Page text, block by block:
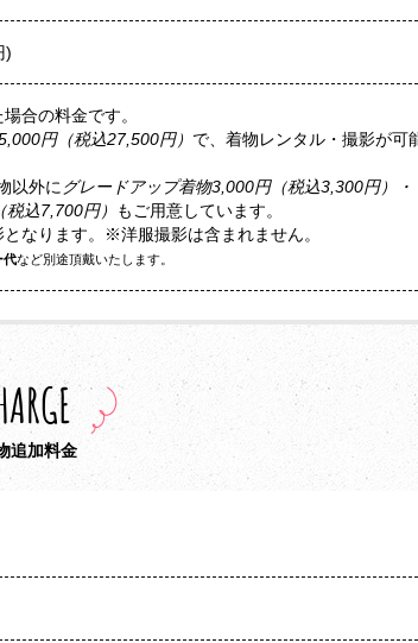
)
場合の料金です。
円（税込27,500円） で、着物レンタル・撮影が可
以外に グレードアップ着物3,000円（税込3,300円）・
込7,700円）
もご用意しています。
となります。※洋服撮影は含まれません。
代など別途頂戴いたします。
追加料金